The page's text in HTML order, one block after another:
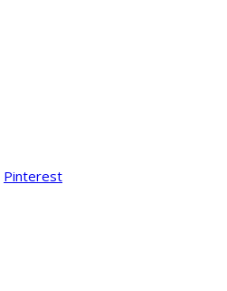
Pinterest